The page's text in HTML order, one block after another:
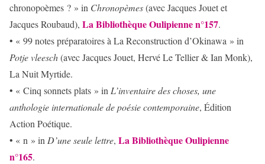
chronopoèmes ? » in Chronopèmes(avec Jacques Jouet et
Jacques Roubaud), La Bibliothèque Oulipienne n°157.
• « 99 notes préparatoires à La Reconstruction d’Okinawa » in
Potje vleesch(avec Jacques Jouet, Hervé Le Tellier & Ian Monk),
La Nuit Myrtide.
• « Cinq sonnets plats » in L’inventaire des choses, une
anthologie internationale de poésie contemporaine, Édition
Action Poétique.
• « n » in D’une seule lettre, La Bibliothèque Oulipienne
n°165.